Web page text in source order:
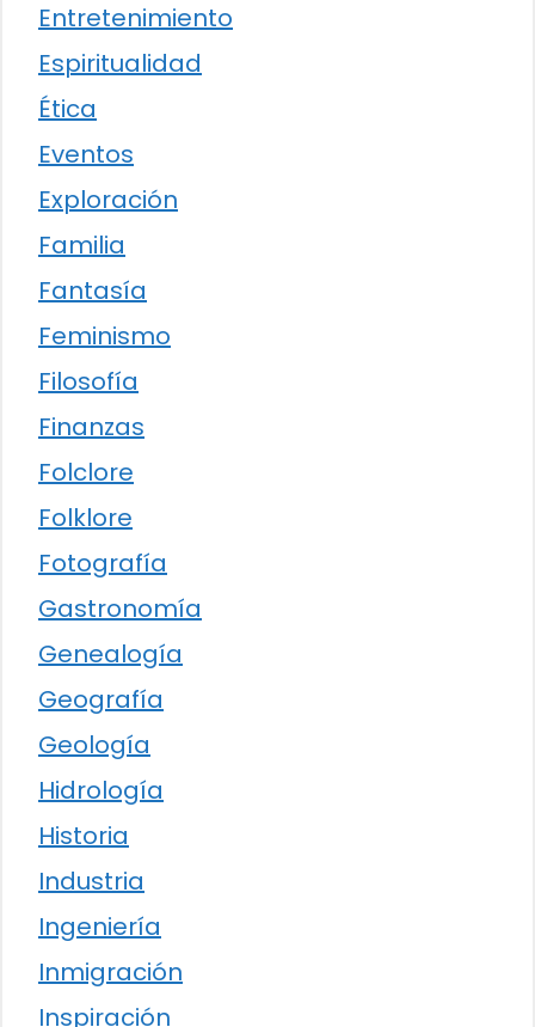
Entretenimiento
Espiritualidad
Ética
Eventos
Exploración
Familia
Fantasía
Feminismo
Filosofía
Finanzas
Folclore
Folklore
Fotografía
Gastronomía
Genealogía
Geografía
Geología
Hidrología
Historia
Industria
Ingeniería
Inmigración
Inspiración